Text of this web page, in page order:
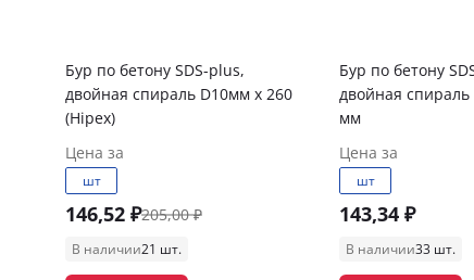
Бур по бетону SDS-plus,
двойная спираль D10мм x 260
(Hipex)
Цена за
шт
146,52 ₽205,00 ₽
В наличии21 шт.
Бур по бетону
двойная
мм
Цена за
шт
143,34 ₽
В наличии33 шт.